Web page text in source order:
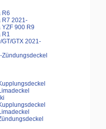
R6
R7 2021-
YZF 900 R9
R1
GT/GTX 2021-